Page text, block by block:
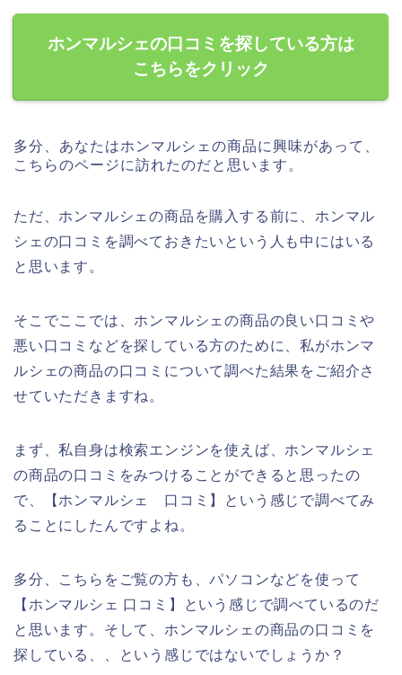
ホンマルシェの口コミを探している方は
こちらをクリック
多分、あなたはホンマルシェの商品に興味があって、
こちらのページに訪れたのだと思います。
ただ、ホンマルシェの商品を購入する前に、ホンマル
シェの口コミを調べておきたいという人も中にはいる
と思います。
そこでここでは、ホンマルシェの商品の良い口コミや
悪い口コミなどを探している方のために、私がホンマ
ルシェの商品の口コミについて調べた結果をご紹介さ
せていただきますね。
まず、私自身は検索エンジンを使えば、ホンマルシェ
の商品の口コミをみつけることができると思ったの
で、【ホンマルシェ 口コミ】という感じで調べてみ
ることにしたんですよね。
多分、こちらをご覧の方も、パソコンなどを使って
【ホンマルシェ 口コミ】という感じで調べているのだ
と思います。そして、ホンマルシェの商品の口コミを
探している、、という感じではないでしょうか？